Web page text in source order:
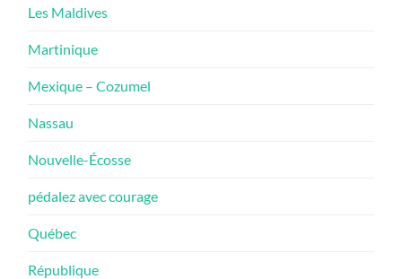
Les Maldives
Martinique
Mexique – Cozumel
Nassau
Nouvelle-Écosse
pédalez avec courage
Québec
République